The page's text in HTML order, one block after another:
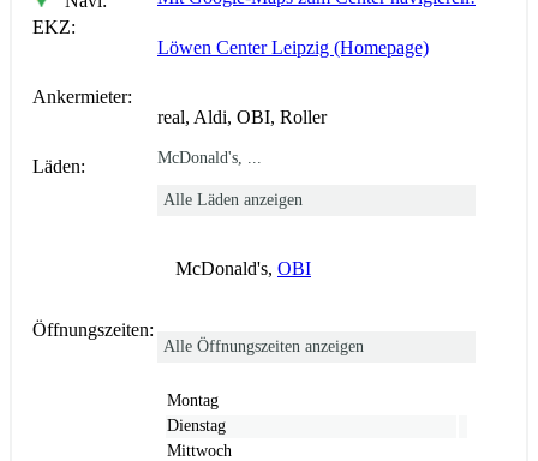
EKZ:
Löwen Center Leipzig (Homepage)
Ankermieter:
real, Aldi, OBI, Roller
Läden: McDonald's, ...
Alle Läden anzeigen
McDonald's, OBI
Öffnungszeiten:
Alle Öffnungszeiten anzeigen
Montag
Dienstag
Mittwoch